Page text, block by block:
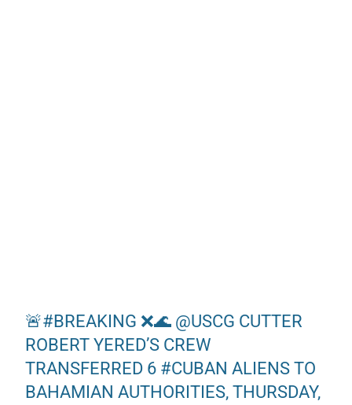
🚨#BREAKING ❌🌊 @USCG CUTTER
ROBERT YERED’S CREW
TRANSFERRED 6 #CUBAN ALIENS TO
BAHAMIAN AUTHORITIES, THURSDAY,